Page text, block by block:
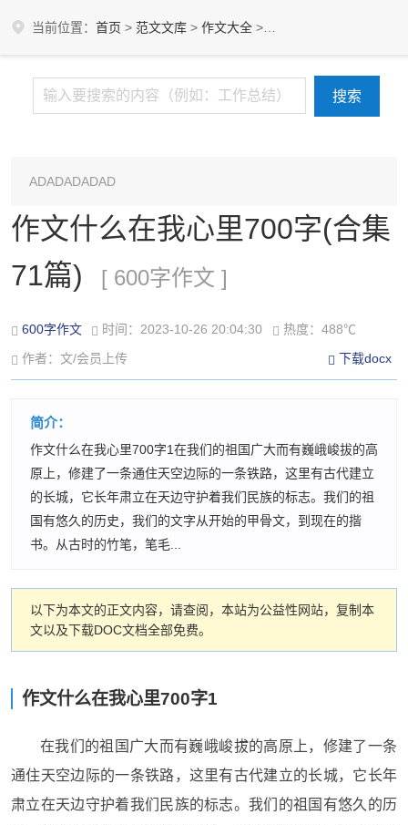
当前位置： 首页 > 范文文库 > 作文大全 >
ADADADADAD
作文什么在我心里700字(合集
71篇)
[ 600字作文 ]
600字作文 时间：2023-10-26 20:04:30
热度：488℃
作者：文/会员上传
下载docx
简介：
作文什么在我心里700字1在我们的祖国广大而有巍峨峻拔的高
原上，修建了一条通住天空边际的一条铁路，这里有古代建立
的长城，它长年肃立在天边守护着我们民族的标志。我们的祖
国有悠久的历史，我们的文字从开始的甲骨文，到现在的揩
书。从古时的竹笔，笔毛...
以下为本文的正文内容，请查阅，本站为公益性网站，复制本
文以及下载DOC文档全部免费。
作文什么在我心里700字1
在我们的祖国广大而有巍峨峻拔的高原上，修建了一条
通住天空边际的一条铁路，这里有古代建立的长城，它长年
肃立在天边守护着我们民族的标志。我们的祖国有悠久的历